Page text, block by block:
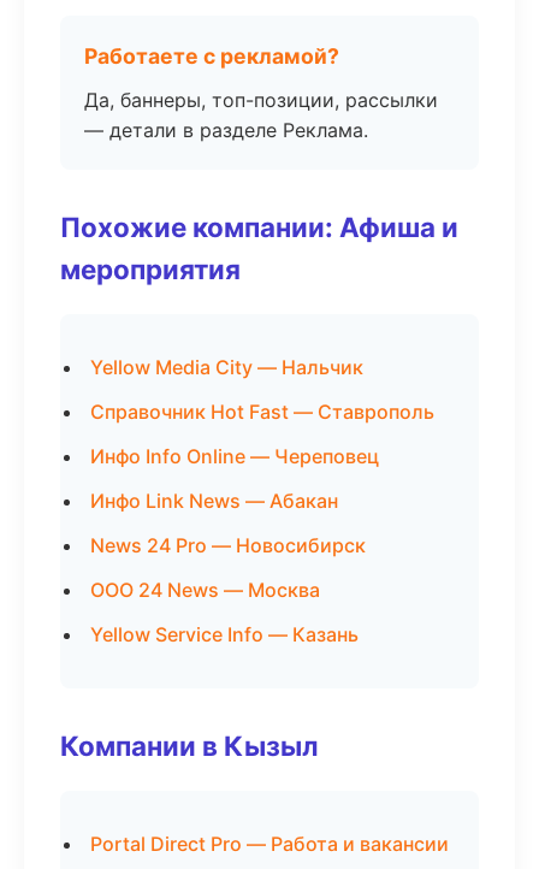
Работаете с рекламой?
Да, баннеры, топ-позиции, рассылки
— детали в разделе Реклама.
Похожие компании: Афиша и
мероприятия
Yellow Media City — Нальчик
Справочник Hot Fast — Ставрополь
Инфо Info Online — Череповец
Инфо Link News — Абакан
News 24 Pro — Новосибирск
ООО 24 News — Москва
Yellow Service Info — Казань
Компании в Кызыл
Portal Direct Pro — Работа и вакансии